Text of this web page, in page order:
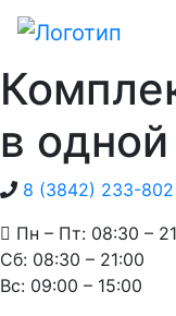
в
8 (3842) 233-802
Пн – Пт: 08:30 –
Cб: 08:30 – 21:00
Вс: 09:00 – 15:00